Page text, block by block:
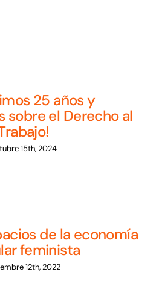
25 años y
sobre el Derecho al
15th, 2024
de la economía
feminista
12th, 2022